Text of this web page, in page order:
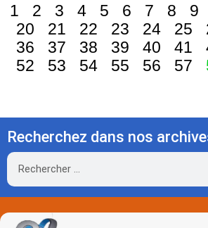
1 2 3 4 5 6 7 8 9
20
21 22 23 24 25
36
37 38 39 40 41
52
53 54 55 56 57
Recherchez dans nos
Rechercher